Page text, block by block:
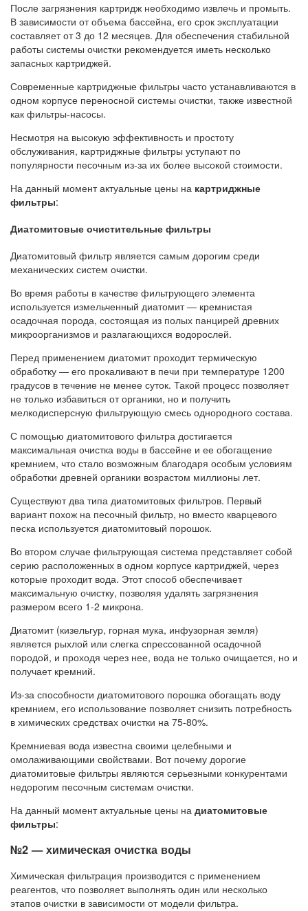
После загрязнения картридж необходимо извлечь и промыть.
В зависимости от объема бассейна, его срок эксплуатации
составляет от 3 до 12 месяцев. Для обеспечения стабильной
работы системы очистки рекомендуется иметь несколько
запасных картриджей.
Современные картриджные фильтры часто устанавливаются в
одном корпусе переносной системы очистки, также известной
как фильтры-насосы.
Несмотря на высокую эффективность и простоту
обслуживания, картриджные фильтры уступают по
популярности песочным из-за их более высокой стоимости.
На данный момент актуальные цены на картриджные
фильтры:
Диатомитовые очистительные фильтры
Диатомитовый фильтр является самым дорогим среди
механических систем очистки.
Во время работы в качестве фильтрующего элемента
используется измельченный диатомит — кремнистая
осадочная порода, состоящая из полых панцирей древних
микроорганизмов и разлагающихся водорослей.
Перед применением диатомит проходит термическую
обработку — его прокаливают в печи при температуре 1200
градусов в течение не менее суток. Такой процесс позволяет
не только избавиться от органики, но и получить
мелкодисперсную фильтрующую смесь однородного состава.
С помощью диатомитового фильтра достигается
максимальная очистка воды в бассейне и ее обогащение
кремнием, что стало возможным благодаря особым условиям
обработки древней органики возрастом миллионы лет.
Существуют два типа диатомитовых фильтров. Первый
вариант похож на песочный фильтр, но вместо кварцевого
песка используется диатомитовый порошок.
Во втором случае фильтрующая система представляет собой
серию расположенных в одном корпусе картриджей, через
которые проходит вода. Этот способ обеспечивает
максимальную очистку, позволяя удалять загрязнения
размером всего 1-2 микрона.
Диатомит (кизельгур, горная мука, инфузорная земля)
является рыхлой или слегка спрессованной осадочной
породой, и проходя через нее, вода не только очищается, но и
получает кремний.
Из-за способности диатомитового порошка обогащать воду
кремнием, его использование позволяет снизить потребность
в химических средствах очистки на 75-80%.
Кремниевая вода известна своими целебными и
омолаживающими свойствами. Вот почему дорогие
диатомитовые фильтры являются серьезными конкурентами
недорогим песочным системам очистки.
На данный момент актуальные цены на диатомитовые
фильтры:
№2 — химическая очистка воды
Химическая фильтрация производится с применением
реагентов, что позволяет выполнять один или несколько
этапов очистки в зависимости от модели фильтра.